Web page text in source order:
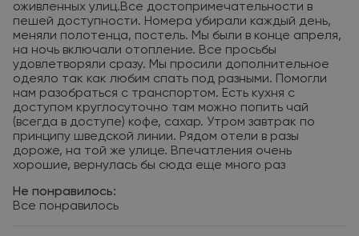
оживленных улиц.Все достопримечательности в
пешей доступности. Номера убирали каждый день,
меняли полотенца, постель. Мы были в конце апреля,
на ночь включали отопление. Все просьбы
удовлетворяли сразу. Мы просили дополнительное
одеяло так как любим спать под разными. Помогли
нам разобраться с транспортом. Есть кухня с
доступом круглосуточно там можно попить чай
(всегда в доступе) кофе, сахар. Утром завтрак по
принципу шведской линии. Рядом отели в разы
дороже, на той же улице. Впечатления очень
хорошие, вернулась бы сюда еще много раз
Не понравилось:
Все понравилось